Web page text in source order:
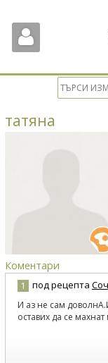
татяна
Коментари
1 под рецепта
И аз не сам
оставих да се махнат